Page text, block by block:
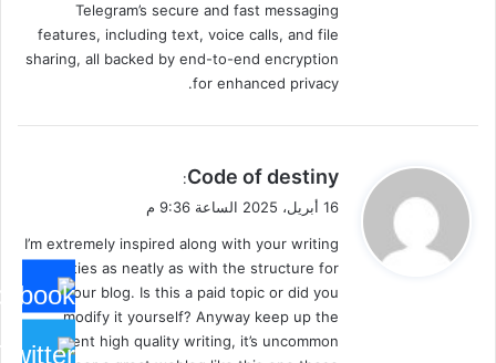
Telegram’s secure and fast messaging
features, including text, voice calls, and file
sharing, all backed by end-to-end encryption
for enhanced privacy.
ي
ل
Code of destiny
:
16 أبريل، 2025 الساعة 9:36 م
I’m extremely inspired along with your writing
abilities as neatly as with the structure for
your blog. Is this a paid topic or did you
modify it yourself? Anyway keep up the
excellent high quality writing, it’s uncommon